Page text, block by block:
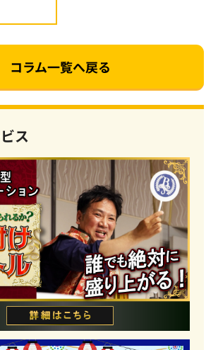
コラム一覧へ戻る
ス